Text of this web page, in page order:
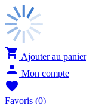
 Ajouter au panier
 Mon compte

Favoris (0)